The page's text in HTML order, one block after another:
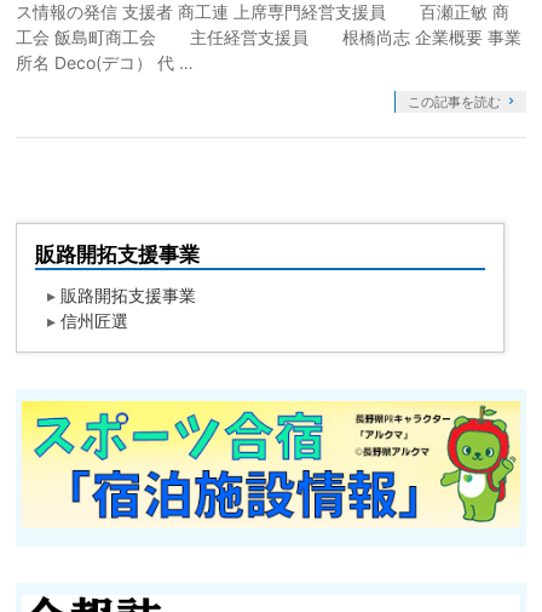
ス情報の発信 支援者 商工連 上席専門経営支援員 百瀬正敏 商
工会 飯島町商工会 主任経営支援員 根橋尚志 企業概要 事業
所名 Deco(デコ） 代 …
この記事を読む
販路開拓支援事業
▸販路開拓支援事業
▸信州匠選